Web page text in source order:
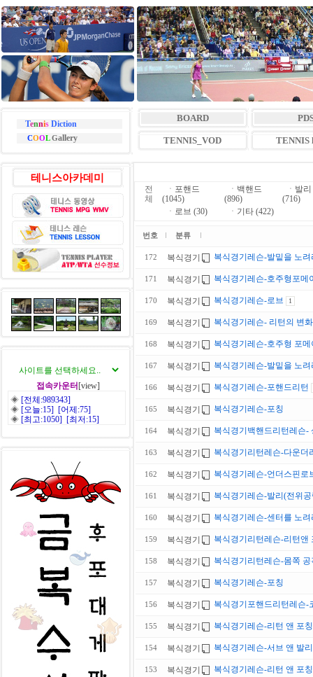
TennisDiction
COOLGallery
BOARD
TENNIS_VOD TENNIS
테니스아카데미
접속카운터 [view]
◈ [전체:989343]
◈ [오늘:15] [어제:75]
◈ [최고:1050] [최저:15]
전
체
ㆍ 포핸드
(1045)
ㆍ 백핸드
(896)
ㆍ 발리
(716)
ㆍ 로브 (30) ㆍ 기타 (422)
번호 분류
172 복식경기 복식경기레슨-발밑을 노
171 복식경기 복식경기레슨-호주형포메
170 복식경기 복식경기레슨-로브 1
169 복식경기 복식경기레슨- 리턴의 변
168 복식경기 복식경기레슨-호주형 포
167 복식경기 복식경기레슨-발밑을 노려
166 복식경기 복식경기레슨-포핸드리턴
165 복식경기 복식경기레슨-포칭
164 복식경기 복식경기백핸드리턴레슨-
163 복식경기 복식경기리턴레슨-다운더
162 복식경기 복식경기레슨-언더스핀로
161 복식경기 복식경기레슨-발리(전위
160 복식경기 복식경기레슨-센터를 노려
159 복식경기 복식경기리턴레슨-리턴앤
158 복식경기 복식경기리턴레슨-몸쪽 공
157 복식경기 복식경기레슨-포칭
156 복식경기 복식경기포핸드리턴레슨-
155 복식경기 복식경기레슨-리턴 앤 포
154 복식경기 복식경기레슨-서브 앤 발리
153 복식경기 복식경기레슨-리턴 앤 포칭